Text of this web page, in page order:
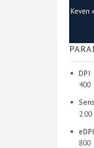
Keven
DPI
400
2.00
eDPI
800